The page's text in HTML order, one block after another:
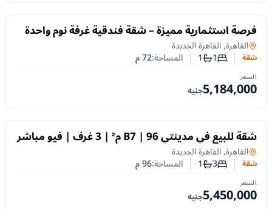
للبيع
فرصة استثمارية مميزة – شقة فندقية غرفة نوم واحدة
بمساحة 72 م² في مشروع Amara بالقاهرة الجديدة
شقةفي
القاهرة, القاهرة الجديدة
شقة عدد غرف النوم
1عدد الحمامات
1 المساحة:72م
السعر
5,184,000جنيه
للبيع شقة للبيع في مدينتي B7 | 96 م² | 3 غرف | فيو مباشر
على النادي | تشطيبات خاصة
شقةفي
القاهرة, القاهرة الجديدة
شقة عدد غرف النوم
3عدد الحمامات
1 المساحة:96م
السعر
5,450,000جنيه